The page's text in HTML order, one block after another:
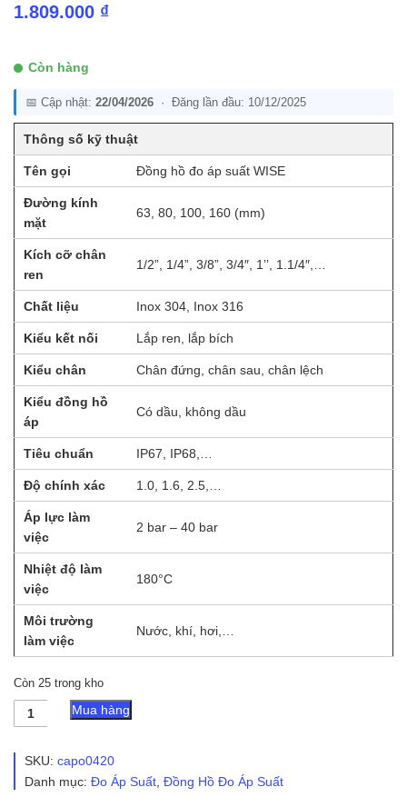
1.809.000 ₫
Còn hàng
📅 Cập nhật: 22/04/2026 · Đăng lần đầu: 10/12/2025
Thông số kỹ thuật
Tên gọi Đồng hồ đo áp suất WISE
Đường kính
mặt
63, 80, 100, 160 (mm)
Kích cỡ chân
ren
1/2”, 1/4”, 3/8”, 3/4″, 1’’, 1.1/4″,…
Chất liệu Inox 304, Inox 316
Kiểu kết nối Lắp ren, lắp bích
Kiểu chân Chân đứng, chân sau, chân lệch
Kiểu đồng hồ
áp
Có dầu, không dầu
Tiêu chuẩn IP67, IP68,…
Độ chính xác 1.0, 1.6, 2.5,…
Áp lực làm
việc
2 bar – 40 bar
Nhiệt độ làm
việc
180°C
Môi trường
làm việc
Nước, khí, hơi,…
Còn 25 trong kho
Đồng
Hồ
Áp
WISE
Mua hàng
SKU: capo0420
Danh mục: Đo Áp Suất, Đồng Hồ Đo Áp Suất